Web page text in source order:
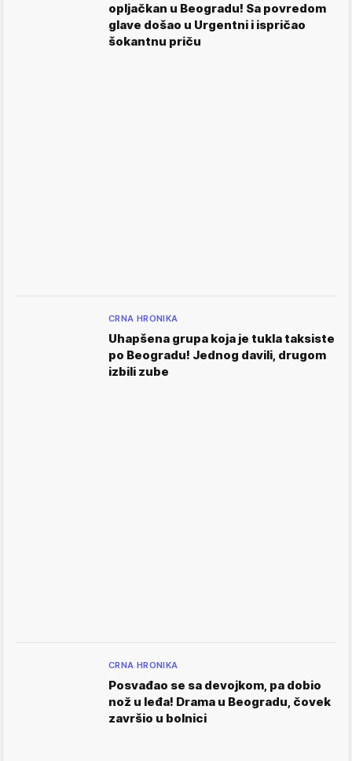
opljačkan u Beogradu! Sa povredom
glave došao u Urgentni i ispričao
šokantnu priču
CRNA HRONIKA
Uhapšena grupa koja je tukla taksiste
po Beogradu! Jednog davili, drugom
izbili zube
CRNA HRONIKA
Posvađao se sa devojkom, pa dobio
nož u leđa! Drama u Beogradu, čovek
završio u bolnici